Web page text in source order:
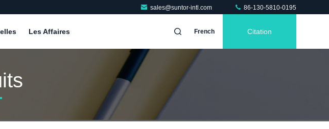
sales@suntor-intl.com 86-130-5810-0195
Les Affaires French Citation